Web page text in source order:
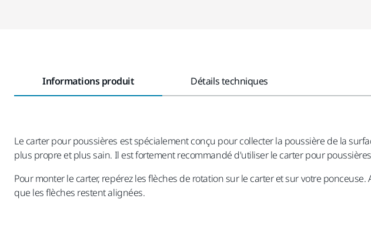
Informations produit Détails techniques
Le carter pour poussières est spécialement conçu pour collecter la poussière de la
plus propre et plus sain. Il est fortement recommandé d'utiliser le carter pour
Pour monter le carter, repérez les flèches de rotation sur le carter et sur votre
que les flèches restent alignées.